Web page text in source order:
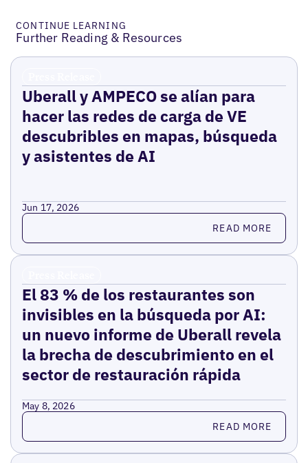
CONTINUE LEARNING
Further Reading & Resources
Uberall y AMPECO se alían para
hacer las redes de carga de VE
descubribles en mapas, búsqueda
y asistentes de AI
Jun 17, 2026
Read more READ MORE
El 83 % de los restaurantes son
invisibles en la búsqueda por AI:
un nuevo informe de Uberall revela
la brecha de descubrimiento en el
sector de restauración rápida
May 8, 2026
Read more READ MORE